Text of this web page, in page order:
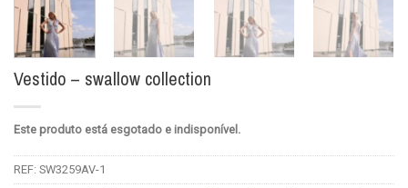
Vestido – swallow collection
Este produto está esgotado e indisponível.
REF: SW3259AV-1